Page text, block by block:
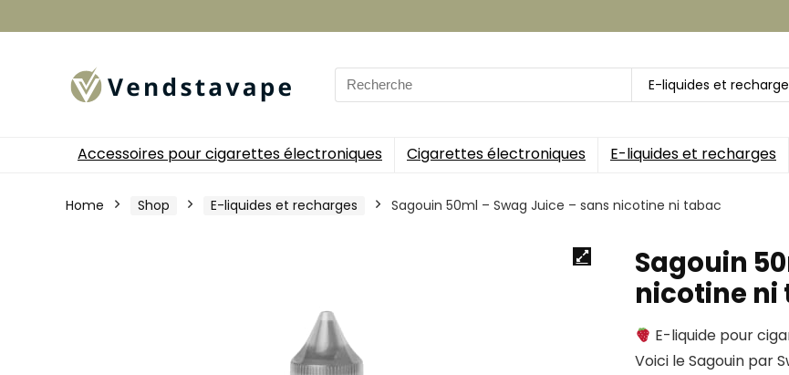
Search
for:
E-liquides et
Accessoires pour cigarettes électroniques Cigarettes électroniques E-liquides et recharges
Home Shop E-liquides et recharges Sagouin 50ml – Swag Juice – sans nicotine ni tabac
Sagouin
nicotine ni
E-liquide pour
Voici le Sagouin par